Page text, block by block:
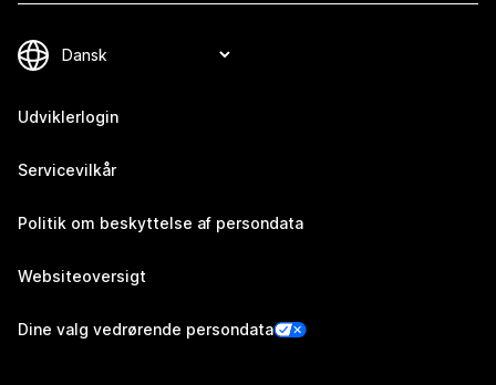
Udviklerlogin
Servicevilkår
Politik om beskyttelse af persondata
Websiteoversigt
Dine valg vedrørende persondata